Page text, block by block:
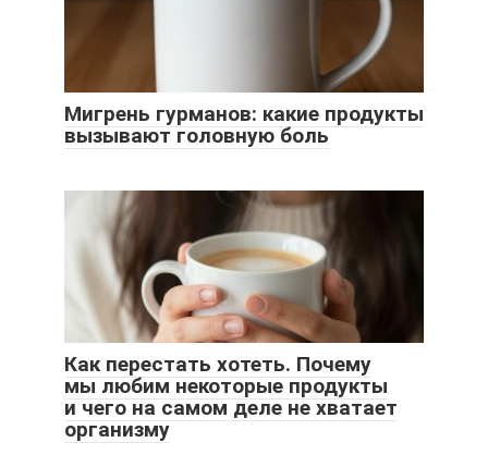
Мигрень гурманов: какие продукты
вызывают головную боль
Как перестать хотеть. Почему
мы любим некоторые продукты
и чего на самом деле не хватает
организму